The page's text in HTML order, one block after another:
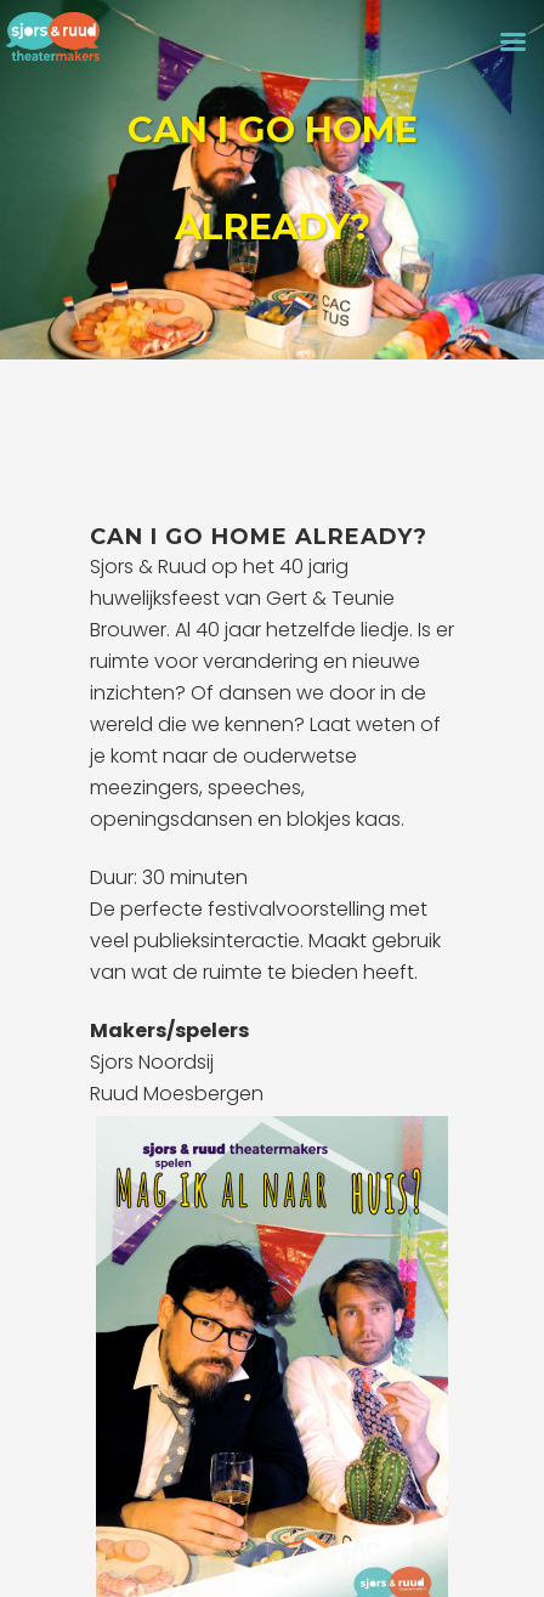
CAN I GO HOME
ALREADY?
CAN I GO HOME ALREADY?
Sjors & Ruud op het 40 jarig
huwelijksfeest van Gert & Teunie
Brouwer. Al 40 jaar hetzelfde liedje. Is er
ruimte voor verandering en nieuwe
inzichten? Of dansen we door in de
wereld die we kennen? Laat weten of
je komt naar de ouderwetse
meezingers, speeches,
openingsdansen en blokjes kaas.
Duur: 30 minuten
De perfecte festivalvoorstelling met
veel publieksinteractie. Maakt gebruik
van wat de ruimte te bieden heeft.
Makers/spelers
Sjors Noordsij
Ruud Moesbergen